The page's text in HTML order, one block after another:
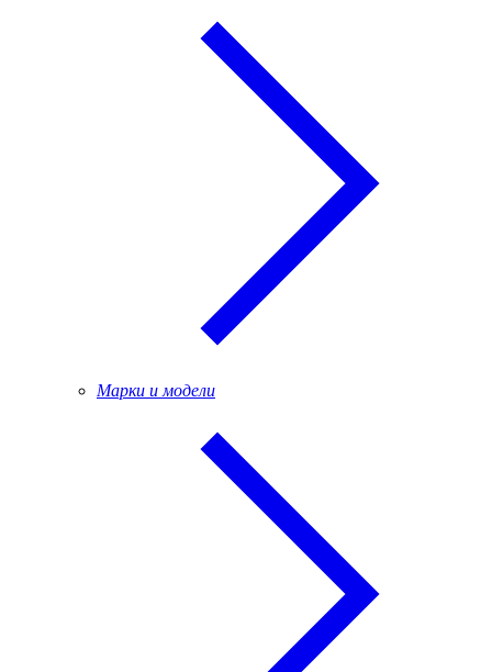
Марки и модели